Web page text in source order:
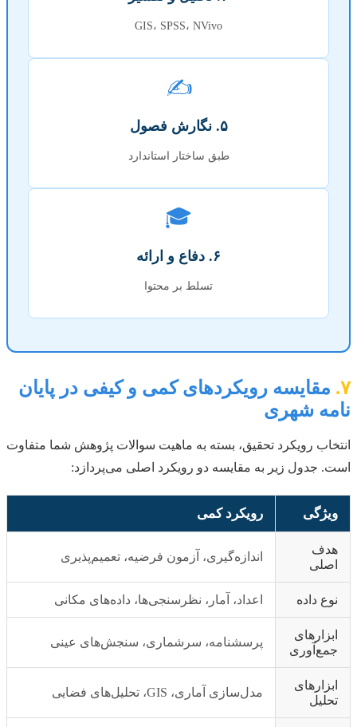
GIS، SPSS، NVivo
✍️
۵. نگارش فصول
طبق ساختار استاندارد
🎓
۶. دفاع و ارائه
تسلط بر محتوا
۷. مقایسه رویکردهای کمی و کیفی در پایان
نامه شهری
انتخاب رویکرد تحقیق، بسته به ماهیت سوالات پژوهش شما متفاوت
است. جدول زیر به مقایسه دو رویکرد اصلی می‌پردازد:
ویژگی رویکرد کمی
هدف
اصلی
اندازه‌گیری، آزمون فرضیه، تعمیم‌پذیری
نوع داده اعداد، آمار، نظرسنجی‌ها، داده‌های مکانی
ابزارهای
جمع‌آوری
پرسشنامه، سرشماری، سنجش‌های عینی
ابزارهای
تحلیل
مدل‌سازی آماری، GIS، تحلیل‌های فضایی